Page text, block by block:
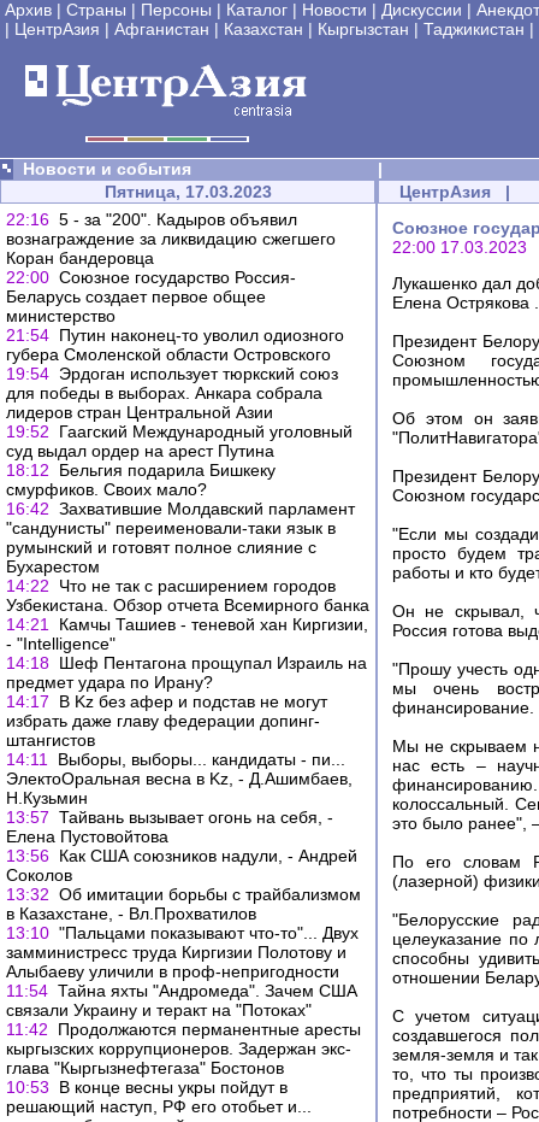
Архив | Страны | Персоны | Каталог | Новости | Дискуссии |
| ЦентрАзия | Афганистан | Казахстан | Кыргызстан | Таджикистан |
Новости и события
|
Пятница, 17.03.2023
22:16 5 - за "200". Кадыров объявил
вознаграждение за ликвидацию сжегшего
Коран бандеровца
22:00 Союзное государство Россия-
Беларусь создает первое общее
министерство
21:54 Путин наконец-то уволил одиозного
губера Смоленской области Островского
19:54 Эрдоган использует тюркский союз
для победы в выборах. Анкара собрала
лидеров стран Центральной Азии
19:52
Гаагский Международный уголовный
суд выдал ордер на арест Путина
18:12
Бельгия подарила Бишкеку
смурфиков. Своих мало?
16:42 Захватившие Молдавский парламент
"сандунисты" переименовали-таки язык в
румынский и готовят полное слияние с
Бухарестом
14:22
Что не так с расширением городов
Узбекистана. Обзор отчета Всемирного банка
14:21
Камчы Ташиев - теневой хан Киргизии,
- "Intelligence"
14:18 Шеф Пентагона прощупал Израиль на
предмет удара по Ирану?
14:17
В Kz без афер и подстав не могут
избрать даже главу федерации допинг-
штангистов
14:11
Выборы, выборы... кандидаты - пи...
ЭлектоОральная весна в Kz, - Д.Ашимбаев,
Н.Кузьмин
13:57 Тайвань вызывает огонь на себя, -
Елена Пустовойтова
13:56 Как США союзников надули, - Андрей
Соколов
13:32 Об имитации борьбы с трайбализмом
в Казахстане, - Вл.Прохватилов
13:10 "Пальцами показывают что-то"... Двух
замминистресс труда Киргизии Полотову и
Алыбаеву уличили в проф-непригодности
11:54 Тайна яхты "Андромеда". Зачем США
связали Украину и теракт на "Потоках"
11:42
Продолжаются перманентные аресты
кыргызских коррупционеров. Задержан экс-
глава "Кыргызнефтегаза" Бостонов
10:53
В конце весны укры пойдут в
решающий наступ, РФ его отобьет и...
ЦентрАзия |
Союзное
22:00 17.03.2023
Лукашенко дал
Елена Острякова
Президент
Союзном
Об этом он
Президент
Союзном
"Если мы
просто будем
работы и кто
Он не скрывал,
Россия готова
"Прошу учесть
мы очень
финансирование.
Мы не скрываем
нас есть –
колоссальный.
это было ранее",
По его словам
(лазерной)
"Белорусские
целеуказание
способны
отношении
С учетом
создавшегося
земля-земля и
то, что ты
предприятий,
потребности –